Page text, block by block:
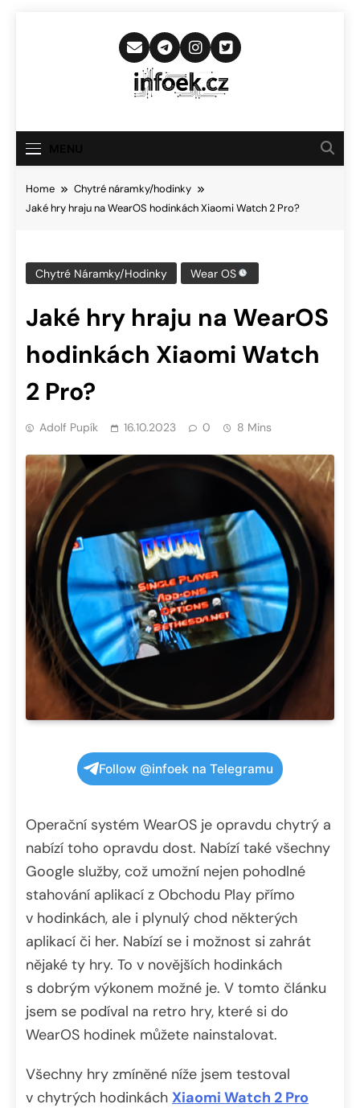
Infoek.cz
Novinkám
Home
Chytré náramky/hodinky
Jaké hry hraju na WearOS hodinkách Xiaomi Watch 2 Pro?
Chytré Náramky/hodinky Wear OS
Jaké hry hraju na WearOS
hodinkách Xiaomi Watch
2 Pro?
Adolf Pupík 16.10.2023 0 8 Mins
Follow @infoek na Telegramu
Operační systém WearOS je opravdu chytrý a
nabízí toho opravdu dost. Nabízí také všechny
Google služby, což umožní nejen pohodlné
stahování aplikací z Obchodu Play přímo
v hodinkách, ale i plynulý chod některých
aplikací či her. Nabízí se i možnost si zahrát
nějaké ty hry. To v novějších hodinkách
s dobrým výkonem možné je. V tomto článku
jsem se podíval na retro hry, které si do
WearOS hodinek můžete nainstalovat.
Všechny hry zmíněné níže jsem testoval
v chytrých hodinkách Xiaomi Watch 2 Pro